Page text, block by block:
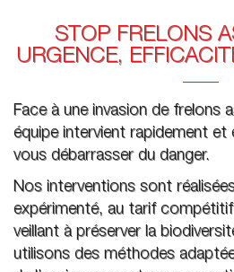
STOP FRELONS
URGENCE,
Face à une invasion de frelons
équipe intervient rapidement
vous débarrasser du danger.
Nos interventions sont
expérimenté, au tarif
veillant à préserver la
utilisons des méthodes